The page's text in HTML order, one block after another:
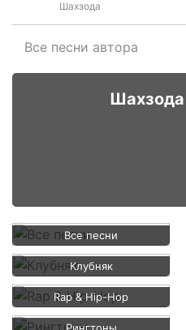
Шахзода
Все песни автора
Шахзода
Все песни
Клубняк
Rap & Hip-Hop